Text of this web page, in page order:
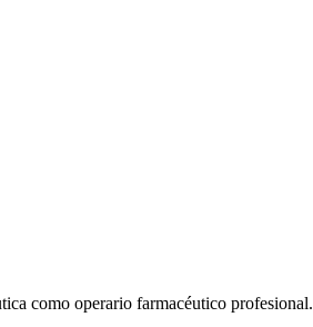
como operario farmacéutico profesional.